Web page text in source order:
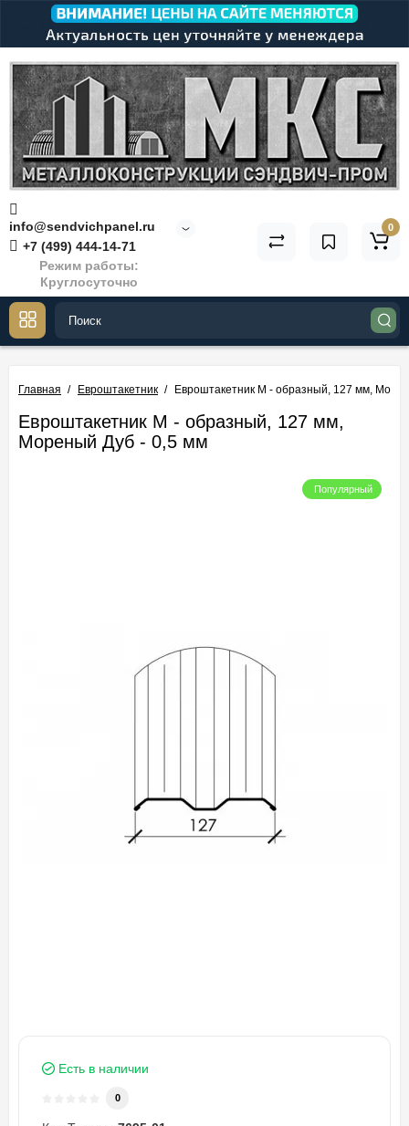
info@sendvichpanel.ru
+7 (499) 444-14-71
Режим работы:
Круглосуточно
0
Главная Евроштакетник Евроштакетник М - образный, 127 мм,
Евроштакетник М - образный, 127 мм,
Мореный Дуб - 0,5 мм
Популярный
Есть в наличии
0